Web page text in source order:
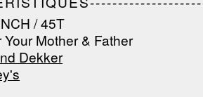
/ 45T
Mother & Father
Dekker